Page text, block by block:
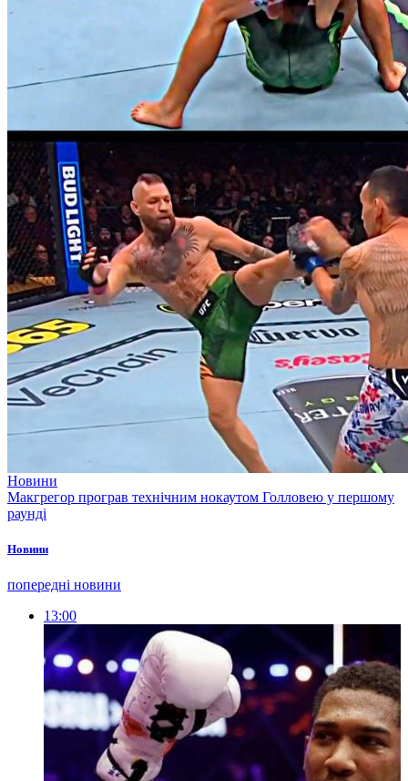
Новини
Макгрегор програв технічним нокаутом Голловею у першому
раунді
Новини
попередні новини
13:00